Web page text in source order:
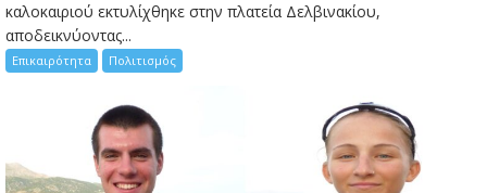
καλοκαιριού εκτυλίχθηκε στην πλατεία Δελβινακίου,
αποδεικνύοντας...
Επικαιρότητα Πολιτισμός